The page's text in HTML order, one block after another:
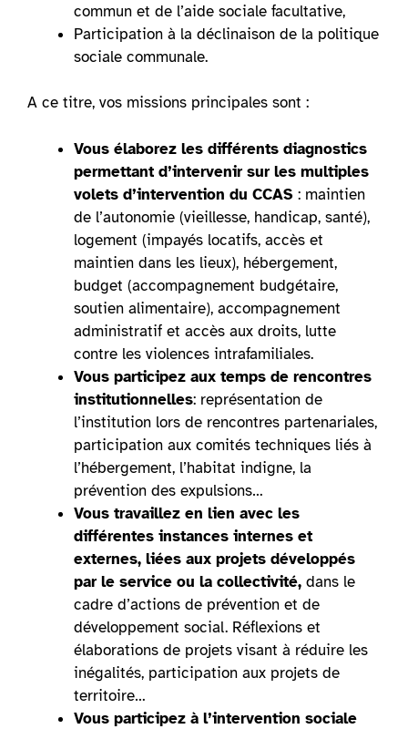
commun et de l’aide sociale facultative,
Participation à la déclinaison de la politique
sociale communale.
A ce titre, vos missions principales sont :
Vous élaborez les différents diagnostics
permettant d’intervenir sur les multiples
volets d’intervention du CCAS : maintien
de l’autonomie (vieillesse, handicap, santé),
logement (impayés locatifs, accès et
maintien dans les lieux), hébergement,
budget (accompagnement budgétaire,
soutien alimentaire), accompagnement
administratif et accès aux droits, lutte
contre les violences intrafamiliales.
Vous participez aux temps de rencontres
institutionnelles: représentation de
l’institution lors de rencontres partenariales,
participation aux comités techniques liés à
l’hébergement, l’habitat indigne, la
prévention des expulsions…
Vous travaillez en lien avec les
différentes instances internes et
externes, liées aux projets développés
par le service ou la collectivité, dans le
cadre d’actions de prévention et de
développement social. Réflexions et
élaborations de projets visant à réduire les
inégalités, participation aux projets de
territoire…
Vous participez à l’intervention sociale